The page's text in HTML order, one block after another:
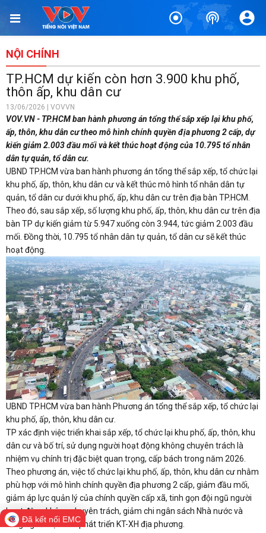
NỘI CHÍNH
TP.HCM dự kiến còn hơn 3.900 khu phố,
thôn ấp, khu dân cư
13/06/2026 | VOVVN
VOV.VN - TP.HCM ban hành phương án tổng thể sắp xếp lại khu phố,
ấp, thôn, khu dân cư theo mô hình chính quyền địa phương 2 cấp, dự
kiến giảm 2.003 đầu mối và kết thúc hoạt động của 10.795 tổ nhân
dân tự quản, tổ dân cư.
UBND TP.HCM vừa ban hành phương án tổng thể sắp xếp, tổ chức lại
khu phố, ấp, thôn, khu dân cư và kết thúc mô hình tổ nhân dân tự
quản, tổ dân cư dưới khu phố, ấp, khu dân cư trên địa bàn TP.HCM.
Theo đó, sau sắp xếp, số lượng khu phố, ấp, thôn, khu dân cư trên địa
bàn TP dự kiến giảm từ 5.947 xuống còn 3.944, tức giảm 2.003 đầu
mối. Đồng thời, 10.795 tổ nhân dân tự quản, tổ dân cư sẽ kết thúc
hoạt động.
UBND TP.HCM vừa ban hành Phương án tổng thể sắp xếp, tổ chức lại
khu phố, ấp, thôn, khu dân cư.
TP xác định việc triển khai sắp xếp, tổ chức lại khu phố, ấp, thôn, khu
dân cư và bố trí, sử dụng người hoạt động không chuyên trách là
nhiệm vụ chính trị đặc biệt quan trọng, cấp bách trong năm 2026.
Theo phương án, việc tổ chức lại khu phố, ấp, thôn, khu dân cư nhằm
phù hợp với mô hình chính quyền địa phương 2 cấp, giảm đầu mối,
giảm áp lực quản lý của chính quyền cấp xã, tinh gọn đội ngũ người
hoạt động không chuyên trách, giảm chi ngân sách Nhà nước và
tăng nguồn lực cho phát triển KT-XH địa phương.
Đã kết nối EMC